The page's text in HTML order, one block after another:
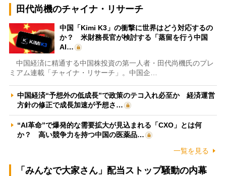
田代尚機のチャイナ・リサーチ
中国「Kimi K3」の衝撃に世界はどう対応するの
か？ 米財務長官が検討する「蒸留を行う中国
AI…
中国経済に精通する中国株投資の第一人者・田代尚機氏のプレ
ミアム連載「チャイナ・リサーチ」。中国企…
中国経済“予想外の低成長”で政策のテコ入れ必至か 経済運営
方針の修正で成長加速が予想さ…
“AI革命”で爆発的な需要拡大が見込まれる「CXO」とは何
か？ 高い競争力を持つ中国の医薬品…
一覧を見る
「みんなで大家さん」配当ストップ騒動の内幕